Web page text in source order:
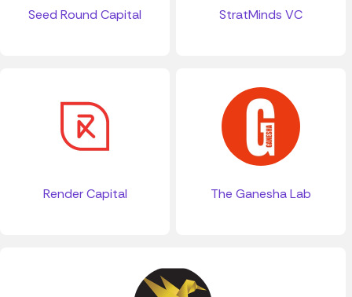
Seed Round Capital StratMinds VC
Render Capital The Ganesha Lab